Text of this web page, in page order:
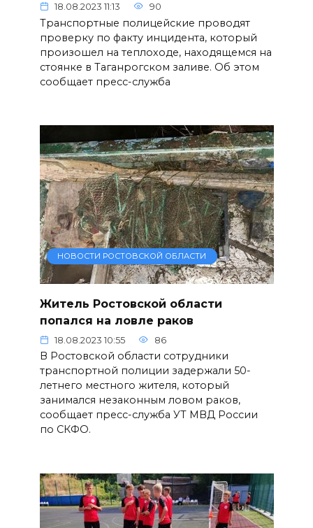
18.08.2023 11:13 90
Транспортные полицейские проводят
проверку по факту инцидента, который
произошел на теплоходе, находящемся на
стоянке в Таганрогском заливе. Об этом
сообщает пресс-служба
НОВОСТИ РОСТОВСКОЙ ОБЛАСТИ
Житель Ростовской области
попался на ловле раков
18.08.2023 10:55 86
В Ростовской области сотрудники
транспортной полиции задержали 50-
летнего местного жителя, который
занимался незаконным ловом раков,
сообщает пресс-служба УТ МВД России
по СКФО.